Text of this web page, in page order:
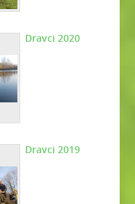
Dravci 2020
Dravci 2019